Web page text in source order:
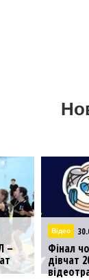
–
Відео
Фінал
дівчат